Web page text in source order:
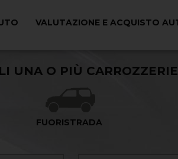
VALUTAZIONE E ACQUISTO
UNA O PIÙ CARROZZERIE
FUORISTRADA